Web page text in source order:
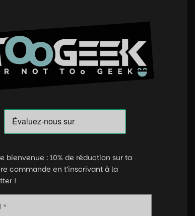
bienvenue : 10% de réduction sur ta
commande en t’inscrivant à la
!